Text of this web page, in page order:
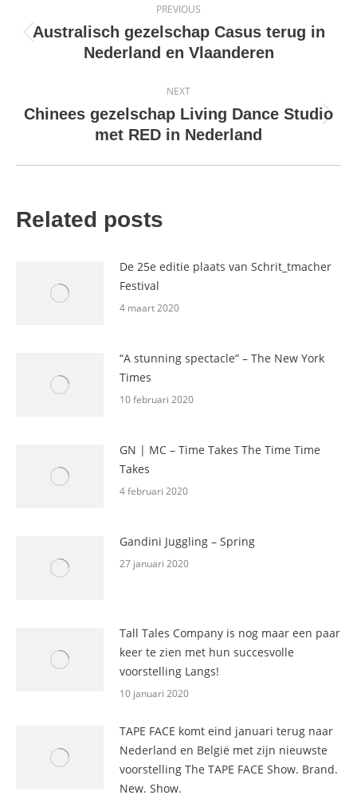
navigation
PREVIOUS
Previous
post:
Australisch gezelschap Casus terug in
Nederland en Vlaanderen
NEXT
Next
post:
Chinees gezelschap Living Dance Studio
met RED in Nederland
Related posts
De 25e editie plaats van Schrit_tmacher
Festival
4 maart 2020
“A stunning spectacle” – The New York
Times
10 februari 2020
GN | MC – Time Takes The Time Time
Takes
4 februari 2020
Gandini Juggling – Spring
27 januari 2020
Tall Tales Company is nog maar een paar
keer te zien met hun succesvolle
voorstelling Langs!
10 januari 2020
TAPE FACE komt eind januari terug naar
Nederland en België met zijn nieuwste
voorstelling The TAPE FACE Show. Brand.
New. Show.